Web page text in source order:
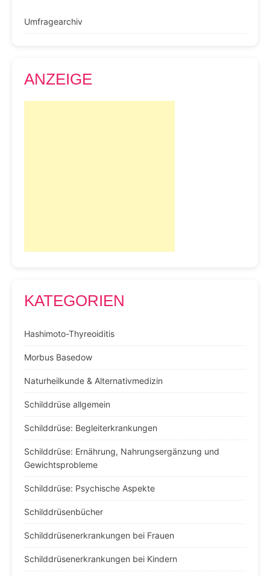
Umfragearchiv
ANZEIGE
KATEGORIEN
Hashimoto-Thyreoiditis
Morbus Basedow
Naturheilkunde & Alternativmedizin
Schilddrüse allgemein
Schilddrüse: Begleiterkrankungen
Schilddrüse: Ernährung, Nahrungsergänzung und
Gewichtsprobleme
Schilddrüse: Psychische Aspekte
Schilddrüsenbücher
Schilddrüsenerkrankungen bei Frauen
Schilddrüsenerkrankungen bei Kindern